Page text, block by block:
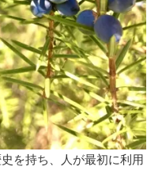
を持ち、人が最初に利用